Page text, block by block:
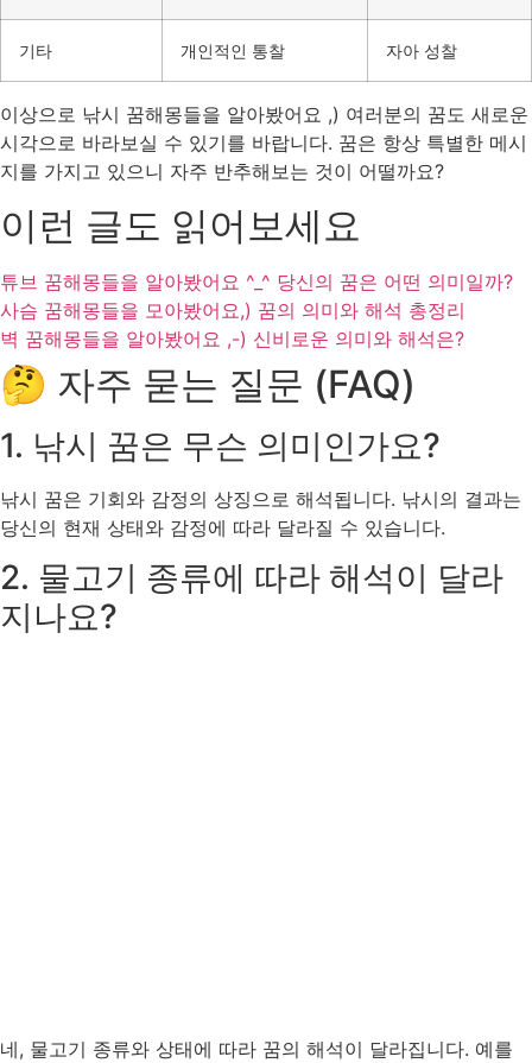
기타 개인적인 통찰 자아 성찰
이상으로 낚시 꿈해몽들을 알아봤어요 ,) 여러분의 꿈도 새로운
시각으로 바라보실 수 있기를 바랍니다. 꿈은 항상 특별한 메시
지를 가지고 있으니 자주 반추해보는 것이 어떨까요?
이런 글도 읽어보세요
튜브 꿈해몽들을 알아봤어요 ^_^ 당신의 꿈은 어떤 의미일까?
사슴 꿈해몽들을 모아봤어요,) 꿈의 의미와 해석 총정리
벽 꿈해몽들을 알아봤어요 ,-) 신비로운 의미와 해석은?
🤔 자주 묻는 질문 (FAQ)
1. 낚시 꿈은 무슨 의미인가요?
낚시 꿈은 기회와 감정의 상징으로 해석됩니다. 낚시의 결과는
당신의 현재 상태와 감정에 따라 달라질 수 있습니다.
2. 물고기 종류에 따라 해석이 달라
지나요?
네, 물고기 종류와 상태에 따라 꿈의 해석이 달라집니다. 예를